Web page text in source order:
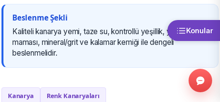
Beslenme Şekli
Kaliteli kanarya yemi, taze su, kontrollü yeşillik, yumurta
maması, mineral/grit ve kalamar kemiği ile dengeli
beslenmelidir.
Kanarya Renk Kanaryaları
Konular